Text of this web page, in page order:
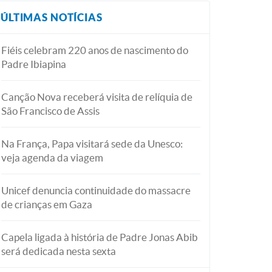
ÚLTIMAS NOTÍCIAS
Fiéis celebram 220 anos de nascimento do
Padre Ibiapina
Canção Nova receberá visita de relíquia de
São Francisco de Assis
Na França, Papa visitará sede da Unesco:
veja agenda da viagem
Unicef denuncia continuidade do massacre
de crianças em Gaza
Capela ligada à história de Padre Jonas Abib
será dedicada nesta sexta